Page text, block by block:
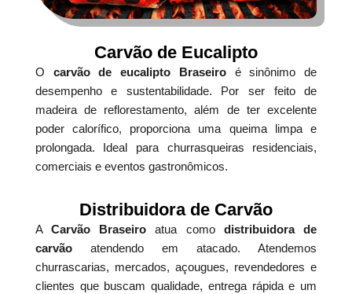
Carvão de Eucalipto
O carvão de eucalipto Braseiroé sinônimo de
desempenho e sustentabilidade. Por ser feito de
madeira de reflorestamento, além de ter excelente
poder calorífico, proporciona uma queima limpa e
prolongada. Ideal para churrasqueiras residenciais,
comerciais e eventos gastronômicos.
Distribuidora de Carvão
ACarvão Braseiro atua como distribuidora de
carvãoatendendo em atacado. Atendemos
churrascarias, mercados, açougues, revendedores e
clientes que buscam qualidade, entrega rápida e um